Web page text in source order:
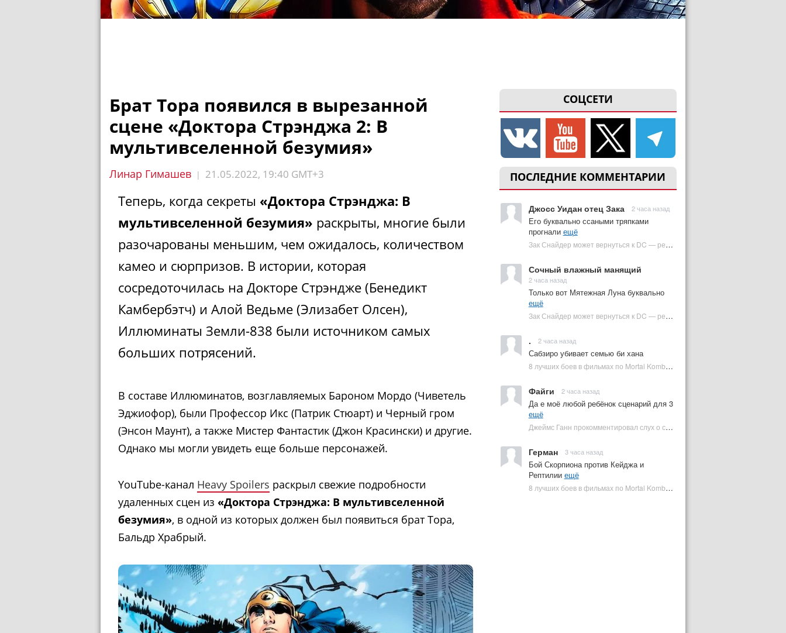
СОЦСЕТИ
ПОСЛЕДНИЕ КОММЕНТАРИИ
Джосс Уидан отец Зака 2 часа назад
Его буквально ссаными тряпками
прогнали ещё
Зак Снайдер может вернуться к DC — режиссер общался с Warner Bros. (фото) | Plugged In Ru
Сочный влажный манящий
2 часа назад
Только вот Мятежная Луна буквально
ещё
Зак Снайдер может вернуться к DC — режиссер общался с Warner Bros. (фото) | Plugged In Ru
. 2 часа назад
Сабзиро убивает семью би хана
8 лучших боев в фильмах по Mortal Kombat: от «Смертельной битвы» до «Мортал Комбат 2» | Plugged In Ru
Файги 2 часа назад
Да е моё любой ребёнок сценарий для 3
ещё
Джеймс Ганн прокомментировал слух о съемках «Бэтмена 3» | Plugged In Ru
Герман 3 часа назад
Бой Скорпиона против Кейджа и
Рептилии ещё
8 лучших боев в фильмах по Mortal Kombat: от «Смертельной битвы» до «Мортал Комбат 2» | Plugged In Ru
Брат Тора появился в вырезанной
сцене «Доктора Стрэнджа 2: В
мультивселенной безумия»
Линар Гимашев | 21.05.2022, 19:40 GMT+3
Теперь, когда секреты «Доктора Стрэнджа: В
мультивселенной безумия» раскрыты, многие были
разочарованы меньшим, чем ожидалось, количеством
камео и сюрпризов. В истории, которая
сосредоточилась на Докторе Стрэндже (Бенедикт
Камбербэтч) и Алой Ведьме (Элизабет Олсен),
Иллюминаты Земли-838 были источником самых
больших потрясений.
В составе Иллюминатов, возглавляемых Бароном Мордо (Чиветель
Эджиофор), были Профессор Икс (Патрик Стюарт) и Черный гром
(Энсон Маунт), а также Мистер Фантастик (Джон Красински) и другие.
Однако мы могли увидеть еще больше персонажей.
YouTube-канал Heavy Spoilers раскрыл свежие подробности
удаленных сцен из «Доктора Стрэнджа: В мультивселенной
безумия», в одной из которых должен был появиться брат Тора,
Бальдр Храбрый.